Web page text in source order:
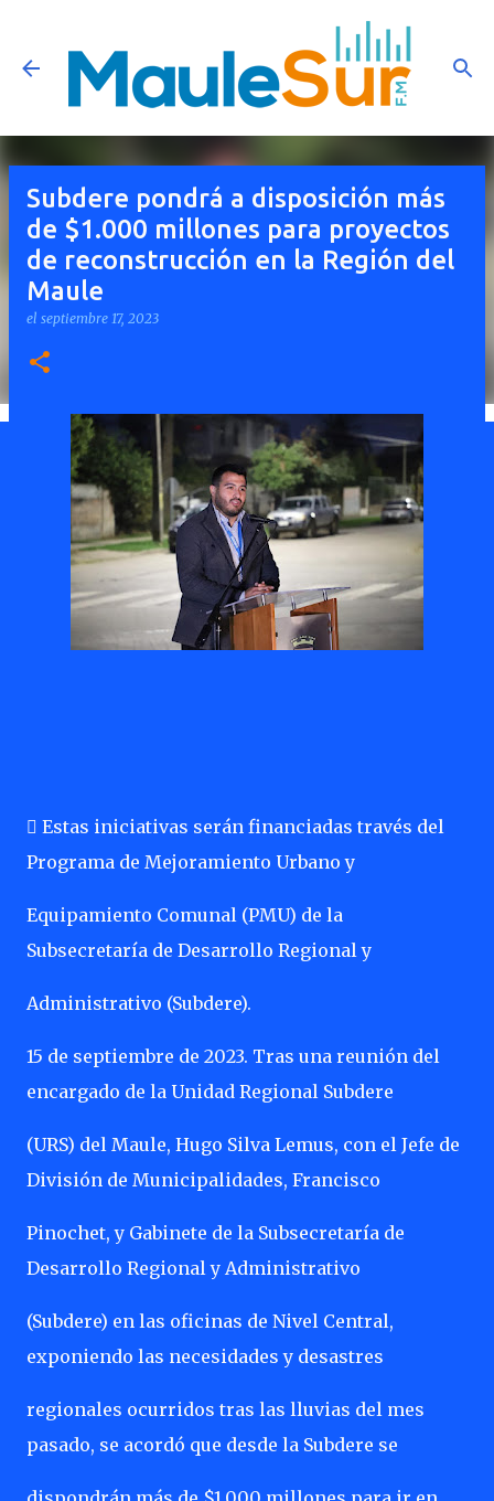
Ir al contenido principal
Subdere pondrá a disposición más
de $1.000 millones para proyectos
de reconstrucción en la Región del
Maule
el septiembre 17, 2023
 Estas iniciativas serán financiadas través del
Programa de Mejoramiento Urbano y
Equipamiento Comunal (PMU) de la
Subsecretaría de Desarrollo Regional y
Administrativo (Subdere).
15 de septiembre de 2023. Tras una reunión del
encargado de la Unidad Regional Subdere
(URS) del Maule, Hugo Silva Lemus, con el Jefe de
División de Municipalidades, Francisco
Pinochet, y Gabinete de la Subsecretaría de
Desarrollo Regional y Administrativo
(Subdere) en las oficinas de Nivel Central,
exponiendo las necesidades y desastres
regionales ocurridos tras las lluvias del mes
pasado, se acordó que desde la Subdere se